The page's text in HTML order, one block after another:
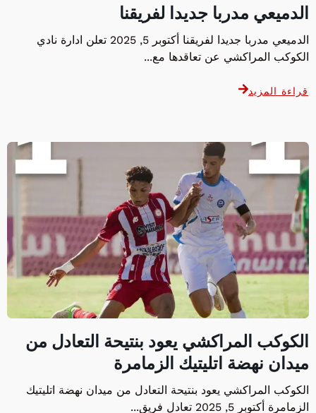
الدميعي مدربا جديدا لفريقنا
الدميعي مدربا جديدا لفريقنا أكتوبر 5, 2025 تعلن ادارة نادي
الكوكب المراكشي عن تعاقدها مع...
قراءة المزيد
الكوكب المراكشي يعود بنتيحة التعادل من
ميدان نهضة اتليتيك الزمامرة
الكوكب المراكشي يعود بنتيحة التعادل من ميدان نهضة اتليتيك
الزمامرة أكتوبر 5, 2025 تعادل فريق...